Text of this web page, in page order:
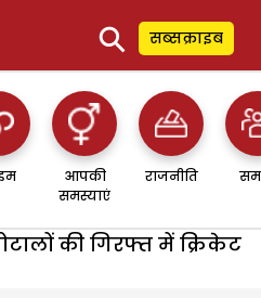
⚲ सब्सक्राइब
आपकी
समस्याएं
राजनीति
की गिरफ्त में क्रिकेट